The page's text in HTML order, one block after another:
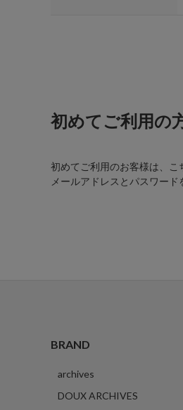
初めてご利用の
初めてご利用のお客様は、こ
メールアドレスとパスワー
BRAND
archives
DOUX ARCHIVES